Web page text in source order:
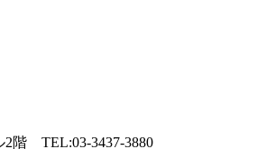
2階 TEL:03-3437-3880